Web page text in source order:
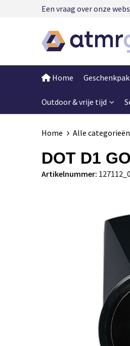
Een vraag over onze
Home
Outdoor & vrije tijd
Home Alle categorieën
DOT D1
Artikelnummer: